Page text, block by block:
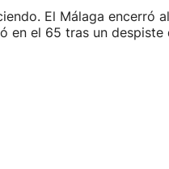
El Málaga encerró
en el 65 tras un despiste